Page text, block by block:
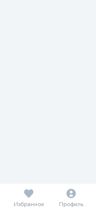
Избранное Профиль